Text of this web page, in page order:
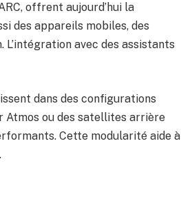
offrent aujourd’hui la
des appareils mobiles, des
L’intégration avec des assistants
dans des configurations
Atmos ou des satellites arrière
Cette modularité aide à